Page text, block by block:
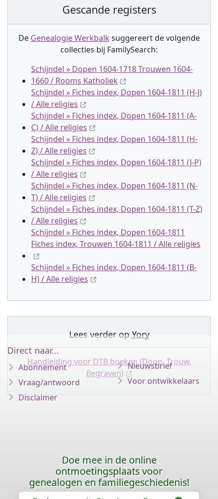
Gescande registers
De Genealogie Werkbalk suggereert de volgende
collecties bij FamilySearch:
Schijndel » Dopen 1604-1718 Trouwen 1604-
1660 / Rooms Katholiek
Schijndel » Fiches index, Dopen 1604-1811 (H-J)
/ Alle religies
Schijndel » Fiches index, Dopen 1604-1811 (A-
C) / Alle religies
Schijndel » Fiches index, Dopen 1604-1811 (H-
Z) / Alle religies
Schijndel » Fiches index, Dopen 1604-1811 (J-P)
/ Alle religies
Schijndel » Fiches index, Dopen 1604-1811 (N-
T) / Alle religies
Schijndel » Fiches index, Dopen 1604-1811 (T-Z)
/ Alle religies
Schijndel » Fiches index, Dopen 1604-1811
Fiches index, Trouwen 1604-1811 / Alle religies
Schijndel » Fiches index, Dopen 1604-1811 (B-
H) / Alle religies
Lees verder op Yory
Handleiding voor DTB boeken (Doop, Trouw,
Begraven)
Direct naar...
Abonnement
Vraag/antwoord
Disclaimer
Nieuwsbrief
Voor ontwikkelaars
Doe mee in de online
ontmoetingsplaats voor
genealogen en familiegeschiedenis!